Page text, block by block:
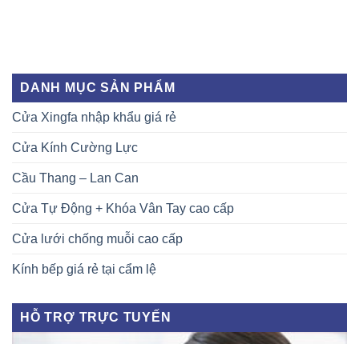
DANH MỤC SẢN PHẨM
Cửa Xingfa nhập khẩu giá rẻ
Cửa Kính Cường Lực
Cầu Thang – Lan Can
Cửa Tự Động + Khóa Vân Tay cao cấp
Cửa lưới chống muỗi cao cấp
Kính bếp giá rẻ tại cẩm lệ
HỖ TRỢ TRỰC TUYẾN